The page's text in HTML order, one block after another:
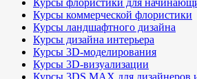
Курсы флористики для
Курсы коммерческой флористики
Курсы ландшафтного дизайна
Курсы дизайна интерьера
Курсы 3D-моделирования
Курсы 3D-визуализации
Курсы 3DS MAX для дизайнеров